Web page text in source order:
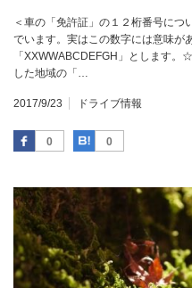
＜車の「免許証」の１２桁番号につ
でいます。実はこの数字には意味が
「XXWWABCDEFGH」とします
した地域の「…
2017/9/23 ドライブ情報
0
Facebook 0
はてなブックマー